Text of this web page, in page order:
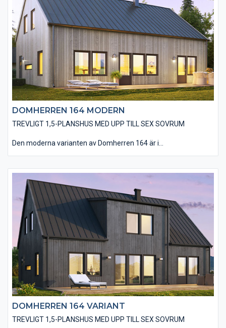
fyra sovrum, ett badrum och allrum stort nog att rymma tv- och
spelhäng för barnen. Välj till takfönster eller takkupa för en
ljusare och rymligare känsla på övervåningen.Den traditionella
varianten av Domherren 164 är utförd med en liggande
träpanel, ett sadeltak med takpannor och spröjsade fönster.
Huset är även utfört med traditionella foder runt fönster och
dörrar samt knutbrädor vid hushörnen. Du har en mängd
valmöjligheter när det kommer till material och utföranden som
t ex: träpaneltyper, takbeläggningar, fönstertyper mm för att
utföra just din husdröm.
DOMHERREN 164 MODERN
TREVLIGT 1,5-PLANSHUS MED UPP TILL SEX SOVRUM
Den moderna varianten av Domherren 164 är i
Husets utförande utan dörr- och fönsterfoder samt knutbrädor
bidrar till ett modernt utseende. Du kan även välja att ge ditt
blivande hus din touch med en rad alternativa materialval.
DOMHERREN 164 VARIANT
TREVLIGT 1,5-PLANSHUS MED UPP TILL SEX SOVRUM